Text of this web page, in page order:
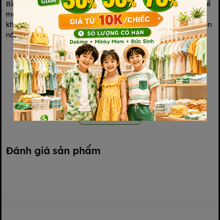
Bỉm - Tã dán Moony Natural size S là dòng tã cao cấp với bề
mặt bông organic đầu tiên tại Nhật Bản. Cấu trúc tã thoáng
khí, êm mềm đem lại sự thoải mái và thân thiện với làn da non
nớt của bé.
Xem thêm
Đánh giá sản phẩm